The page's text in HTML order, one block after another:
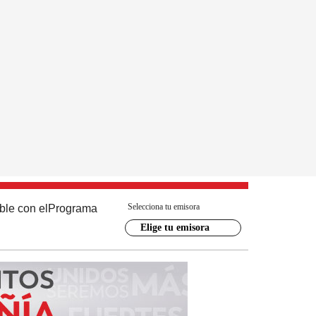
con el Programa Selecciona tu emisora
Elige tu emisora